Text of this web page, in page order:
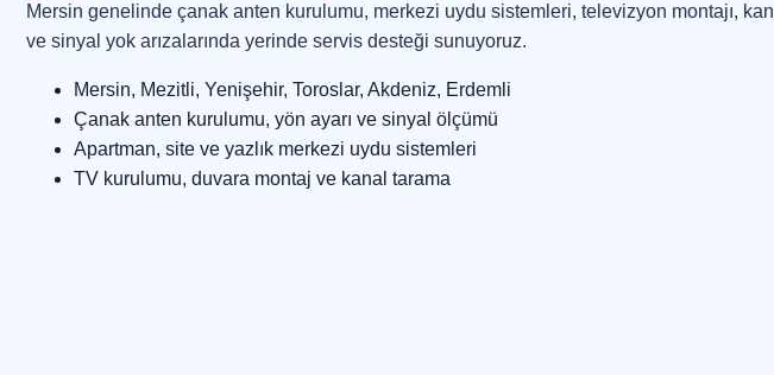
Mersin genelinde çanak anten kurulumu, merkezi uydu sistemleri, televizyon montajı,
ve sinyal yok arızalarında yerinde servis desteği sunuyoruz.
Mersin, Mezitli, Yenişehir, Toroslar, Akdeniz, Erdemli
Çanak anten kurulumu, yön ayarı ve sinyal ölçümü
Apartman, site ve yazlık merkezi uydu sistemleri
TV kurulumu, duvara montaj ve kanal tarama